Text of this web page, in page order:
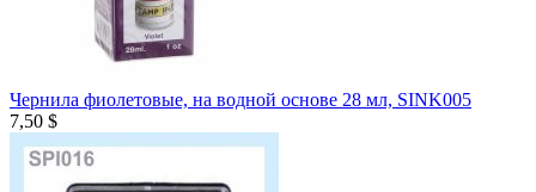
Чернила фиолетовые, на водной основе 28 мл, SINK005
7,50 $